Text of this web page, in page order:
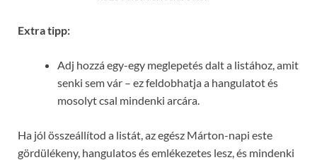
Extra tipp:
Adj hozzá egy-egy meglepetés dalt a listához, amit
senki sem vár – ez feldobhatja a hangulatot és
mosolyt csal mindenki arcára.
Ha jól összeállítod a listát, az egész Márton-napi este
gördülékeny, hangulatos és emlékezetes lesz, és mindenki